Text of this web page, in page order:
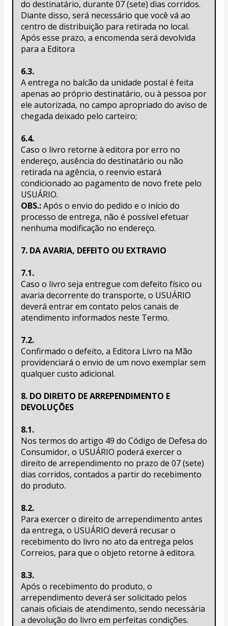
do destinatário, durante 07 (sete) dias corridos.
Diante disso, será necessário que você vá ao
centro de distribuição para retirada no local.
Após esse prazo, a encomenda será devolvida
para a Editora
6.3.
A entrega no balcão da unidade postal é feita
apenas ao próprio destinatário, ou à pessoa por
ele autorizada, no campo apropriado do aviso de
chegada deixado pelo carteiro;
6.4.
Caso o livro retorne à editora por erro no
endereço, ausência do destinatário ou não
retirada na agência, o reenvio estará
condicionado ao pagamento de novo frete pelo
USUÁRIO.
OBS.: Após o envio do pedido e o início do
processo de entrega, não é possível efetuar
nenhuma modificação no endereço.
7. DA AVARIA, DEFEITO OU EXTRAVIO
7.1.
Caso o livro seja entregue com defeito físico ou
avaria decorrente do transporte, o USUÁRIO
deverá entrar em contato pelos canais de
atendimento informados neste Termo.
7.2.
Confirmado o defeito, a Editora Livro na Mão
providenciará o envio de um novo exemplar sem
qualquer custo adicional.
8. DO DIREITO DE ARREPENDIMENTO E
DEVOLUÇÕES
8.1.
Nos termos do artigo 49 do Código de Defesa do
Consumidor, o USUÁRIO poderá exercer o
direito de arrependimento no prazo de 07 (sete)
dias corridos, contados a partir do recebimento
do produto.
8.2.
Para exercer o direito de arrependimento antes
da entrega, o USUÁRIO deverá recusar o
recebimento do livro no ato da entrega pelos
Correios, para que o objeto retorne à editora.
8.3.
Após o recebimento do produto, o
arrependimento deverá ser solicitado pelos
canais oficiais de atendimento, sendo necessária
a devolução do livro em perfeitas condições.